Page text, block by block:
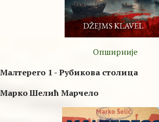
Опширније
Малтерего 1 - Рубикова столица
Марко Шелић Марчело